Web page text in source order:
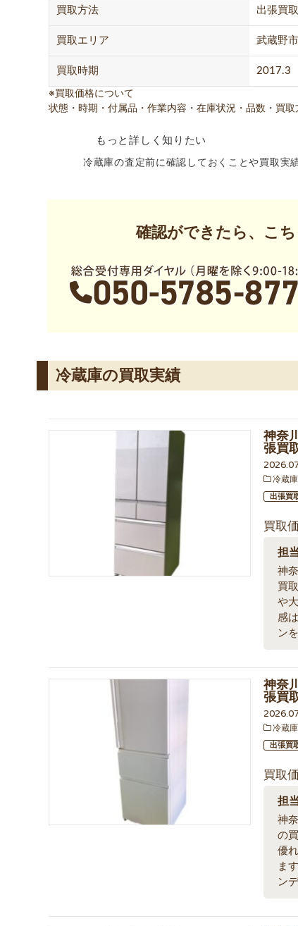
買取方法 出張買取
買取エリア 武蔵野市
買取時期 2017.3
※買取価格について
状態・時期・付属品・作業内容・在庫状況・品数・買
もっと詳しく知りたい
冷蔵庫の査定前に確認しておくことや買取実
確認ができたら、こ
冷蔵庫の買取実績
神奈
張買
冷蔵
出張買
買取
担
神
買
や
感
ン
神奈
張買
冷蔵
出張買
買取
担
神
の
優
ま
ン